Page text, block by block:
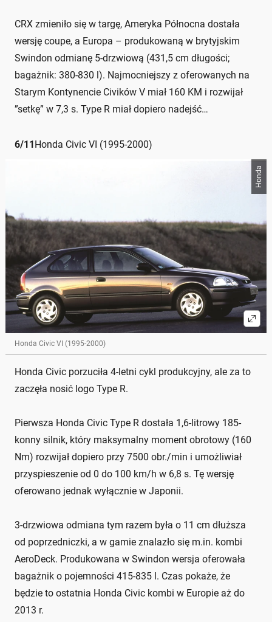
CRX zmieniło się w targę, Ameryka Północna dostała
wersję coupe, a Europa – produkowaną w brytyjskim
Swindon odmianę 5-drzwiową (431,5 cm długości;
bagażnik: 380-830 l). Najmocniejszy z oferowanych na
Starym Kontynencie Civików V miał 160 KM i rozwijał
”setkę” w 7,3 s. Type R miał dopiero nadejść…
6/11 Honda Civic VI (1995-2000)
Honda
Honda Civic VI (1995-2000)
Honda Civic porzuciła 4-letni cykl produkcyjny, ale za to
zaczęła nosić logo Type R.
Pierwsza Honda Civic Type R dostała 1,6-litrowy 185-
konny silnik, który maksymalny moment obrotowy (160
Nm) rozwijał dopiero przy 7500 obr./min i umożliwiał
przyspieszenie od 0 do 100 km/h w 6,8 s. Tę wersję
oferowano jednak wyłącznie w Japonii.
3-drzwiowa odmiana tym razem była o 11 cm dłuższa
od poprzedniczki, a w gamie znalazło się m.in. kombi
AeroDeck. Produkowana w Swindon wersja oferowała
bagażnik o pojemności 415-835 l. Czas pokaże, że
będzie to ostatnia Honda Civic kombi w Europie aż do
2013 r.